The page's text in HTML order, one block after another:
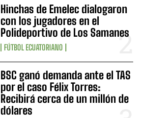
Hinchas de Emelec dialogaron
con los jugadores en el
Polideportivo de Los Samanes
FÚTBOL ECUATORIANO
BSC ganó demanda ante el TAS
por el caso Félix Torres:
Recibirá cerca de un millón de
dólares